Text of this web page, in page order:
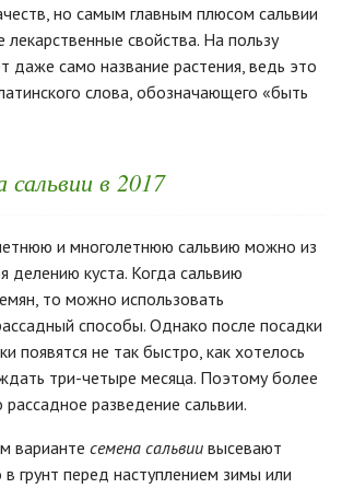
но самым главным плюсом сальвии
свойства. На пользу
даже само название растения, ведь это
слова, обозначающего «быть
сальвии в 2017
и многолетнюю сальвию можно из
делению куста. Когда сальвию
то можно использовать
способы. Однако после посадки
появятся не так быстро, как хотелось
три-четыре месяца. Поэтому более
разведение сальвии.
варианте семена сальвии высевают
грунт перед наступлением зимы или